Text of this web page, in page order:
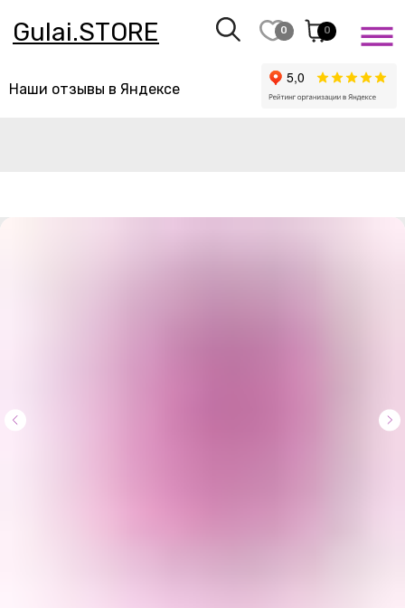
0
Gulai.STORE
Наши отзывы в Яндексе